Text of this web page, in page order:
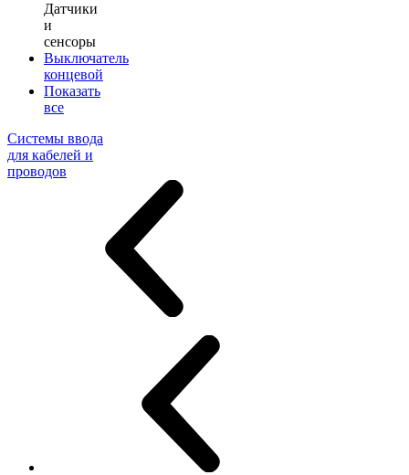
Датчики
и
сенсоры
Выключатель
концевой
Показать
все
Системы ввода
для кабелей и
проводов